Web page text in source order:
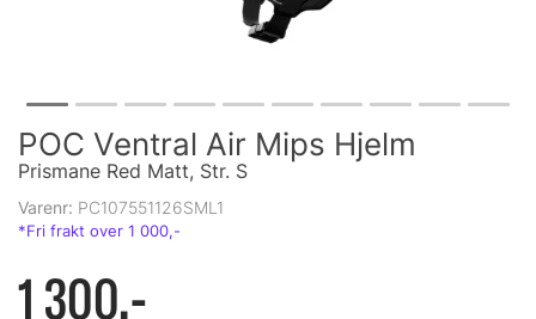
POC Ventral Air Mips Hjelm
Prismane Red Matt, Str. S
Varenr: PC107551126SML1
1 300,-